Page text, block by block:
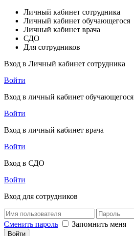
Личный кабинет сотрудника
Личный кабинет обучающегося
Личный кабинет врача
СДО
Для сотрудников
Вход в Личный кабинет сотрудника
Войти
Вход в личный кабинет обучающегося
Войти
Вход в личный кабинет врача
Войти
Вход в СДО
Войти
Вход для сотрудников
Сменить пароль Запомнить меня